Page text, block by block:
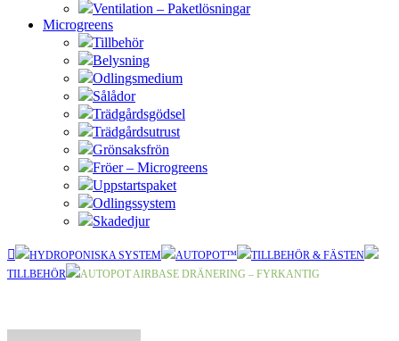
Ventilation – Paketlösningar
Microgreens
Tillbehör
Belysning
Odlingsmedium
Sålådor
Trädgårdsgödsel
Trädgårdsutrust
Grönsaksfrön
Fröer – Microgreens
Uppstartspaket
Odlingssystem
Skadedjur
HYDROPONISKA SYSTEM AUTOPOT™
TILLBEHÖR & FÄSTEN
TILLBEHÖR
AUTOPOT AIRBASE DRÄNERING – FYRKANTIG